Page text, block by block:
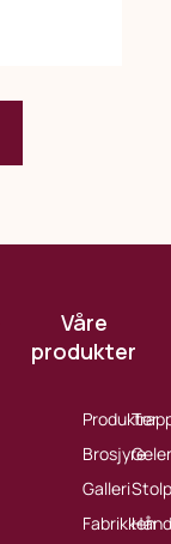
Produkter
Brosjyre
Galleri
Fabrikken
Våre
produkter